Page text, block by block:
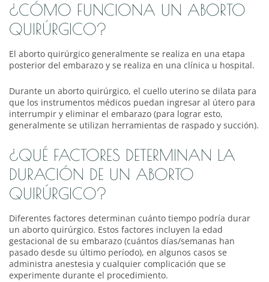
¿CÓMO FUNCIONA UN ABORTO
QUIRÚRGICO?
El aborto quirúrgico generalmente se realiza en una etapa
posterior del embarazo y se realiza en una clínica u hospital.
Durante un aborto quirúrgico, el cuello uterino se dilata para
que los instrumentos médicos puedan ingresar al útero para
interrumpir y eliminar el embarazo (para lograr esto,
generalmente se utilizan herramientas de raspado y succión).
¿QUÉ FACTORES DETERMINAN LA
DURACIÓN DE UN ABORTO
QUIRÚRGICO?
Diferentes factores determinan cuánto tiempo podría durar
un aborto quirúrgico. Estos factores incluyen la edad
gestacional de su embarazo (cuántos días/semanas han
pasado desde su último período), en algunos casos se
administra anestesia y cualquier complicación que se
experimente durante el procedimiento.